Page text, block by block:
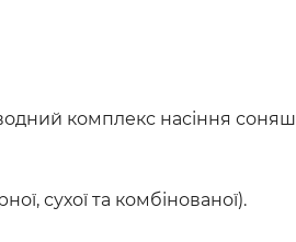
комплекс насіння
сухої та комбінованої).